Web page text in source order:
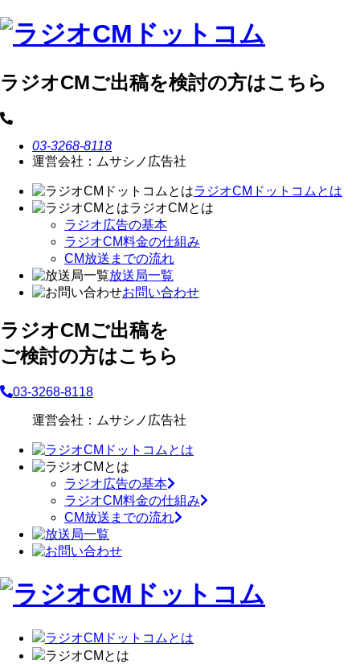
ラジオCMご出稿を検討の方はこちら
03-3268-8118
運営会社：ムサシノ広告社
ラジオCMドットコムとは
ラジオCMとは
ラジオ広告の基本
ラジオCM料金の仕組み
CM放送までの流れ
放送局一覧
お問い合わせ
ラジオCMご出稿を
ご検討の方はこちら
03-3268-8118
運営会社：ムサシノ広告社
ラジオ広告の基本
ラジオCM料金の仕組み
CM放送までの流れ
ラジオCMドットコムとは
ラジオCMとは